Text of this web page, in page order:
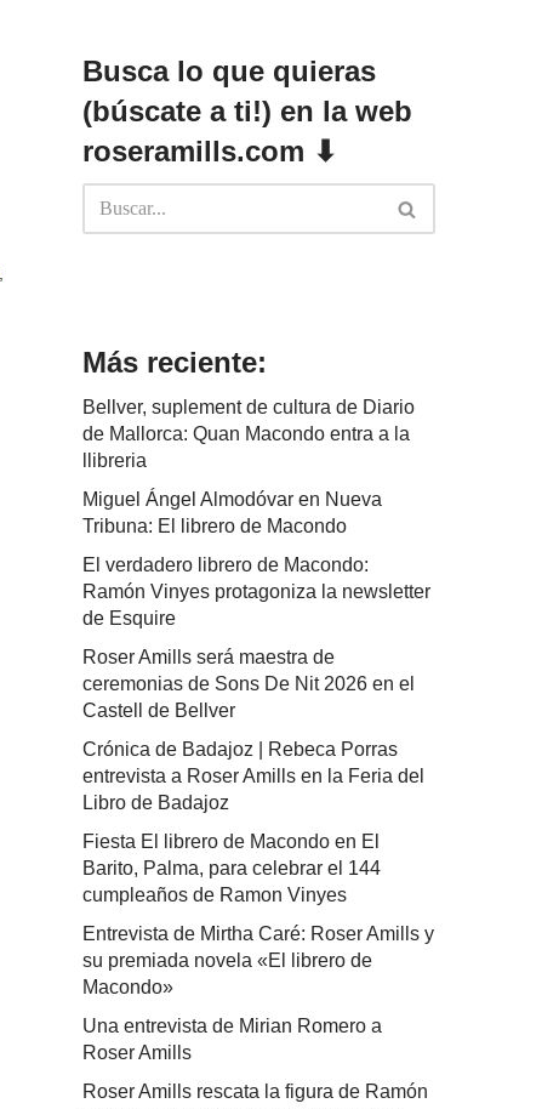
Busca lo que quieras
(búscate a ti!) en la web
roseramills.com ⬇
Más reciente:
Bellver, suplement de cultura de Diario
de Mallorca: Quan Macondo entra a la
llibreria
Miguel Ángel Almodóvar en Nueva
Tribuna: El librero de Macondo
El verdadero librero de Macondo:
Ramón Vinyes protagoniza la newsletter
de Esquire
Roser Amills será maestra de
ceremonias de Sons De Nit 2026 en el
Castell de Bellver
Crónica de Badajoz | Rebeca Porras
entrevista a Roser Amills en la Feria del
Libro de Badajoz
Fiesta El librero de Macondo en El
Barito, Palma, para celebrar el 144
cumpleaños de Ramon Vinyes
Entrevista de Mirtha Caré: Roser Amills y
su premiada novela «El librero de
Macondo»
Una entrevista de Mirian Romero a
Roser Amills
Roser Amills rescata la figura de Ramón